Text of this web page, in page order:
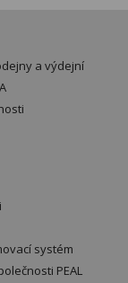
a výdejní
systém
PEAL